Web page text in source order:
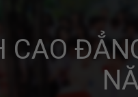
CAO